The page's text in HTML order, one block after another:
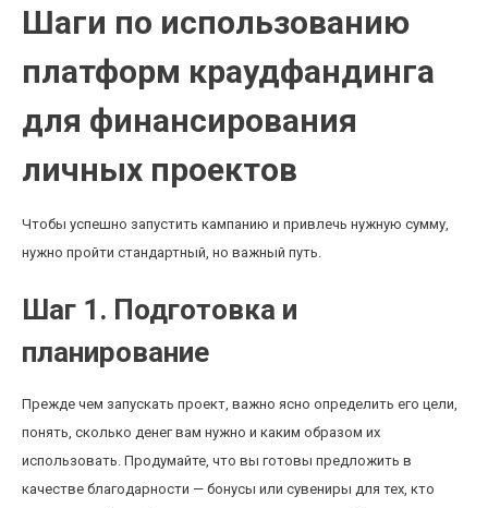
Шаги по использованию
платформ краудфандинга
для финансирования
личных проектов
Чтобы успешно запустить кампанию и привлечь нужную сумму,
нужно пройти стандартный, но важный путь.
Шаг 1. Подготовка и
планирование
Прежде чем запускать проект, важно ясно определить его цели,
понять, сколько денег вам нужно и каким образом их
использовать. Продумайте, что вы готовы предложить в
качестве благодарности — бонусы или сувениры для тех, кто